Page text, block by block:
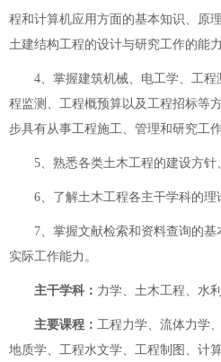
程和计算机应用方面的基本知识、原
土建结构工程的设计与研究工作的能力
4、掌握建筑机械、电工学、工
程监测、工程概预算以及工程招标等
步具有从事工程施工、管理和研究
5、熟悉各类土木工程的建设
6、了解土木工程各主干学科
7、掌握文献检索和资料查询的
实际工作能力。
主干学科： 力学、土木工程、水利
主要课程： 工程力学、流体力学
地质学、工程水文学、工程制图、计